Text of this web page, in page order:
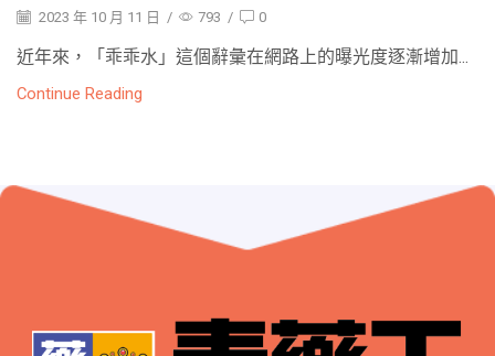
2023 年 10 月 11 日 / 793 / 0
近年來，「乖乖水」這個辭彙在網路上的曝光度逐漸增加...
Continue Reading